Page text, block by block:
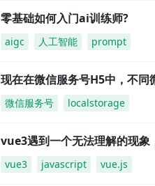
零基础如何入门ai训练师?
aigc 人工智能 prompt
现在在微信服务号H5中，不
微信服务号 localstorage
vue3遇到一个无法理解的现象
vue3 javascript vue.js